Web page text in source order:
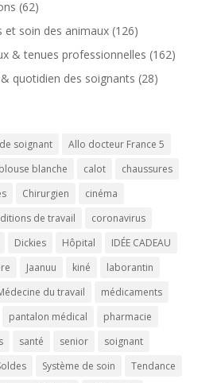
(62)
et soin des animaux(126)
& tenues professionnelles (162)
quotidien des soignants (28)
soignant
Allo docteur France 5
blouse blanche calot
chaussures
Chirurgien
cinéma
de travail
coronavirus
Dickies Hôpital
IDÉE CADEAU
Jaanuu kiné
laborantin
du travail
médicaments
pantalon médical
pharmacie
santé senior
soignant
Système de soin
Tendance